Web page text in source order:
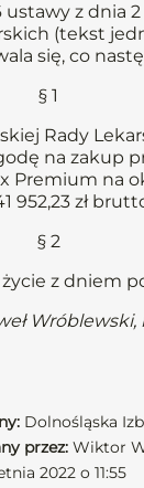
ustawy z dnia
(tekst
się, co
§ 1
Rady
na zakup
Premium na
952,23 zł
§ 2
z dniem
Wróblewski,
Dolnośląska
przez: Wiktor
2022 o 11:55